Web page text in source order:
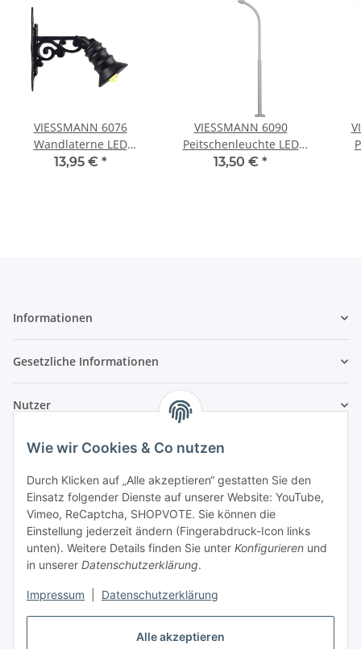
Alle akzeptieren
Wie wir Cookies & Co nutzen
Durch Klicken auf „Alle akzeptieren“ gestatten Sie den
Einsatz folgender Dienste auf unserer Website: YouTube,
Vimeo, ReCaptcha, SHOPVOTE. Sie können die
Einstellung jederzeit ändern (Fingerabdruck-Icon links
unten). Weitere Details finden Sie unter Konfigurieren und
in unserer Datenschutzerklärung.
Impressum Datenschutzerklärung
VIESSMANN 6076
Wandlaterne LED
warmweiß Spur H0
13,95 € *
VIESSMANN 6090
Peitschenleuchte LED
weiß Spur H0
13,50 € *
Informationen
Gesetzliche Informationen
Nutzer